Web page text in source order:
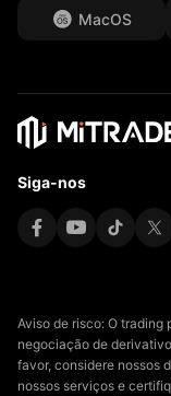
MacOS
Siga-nos
Aviso de risco: O trading
negociação de
favor, considere nossos
nossos serviços e